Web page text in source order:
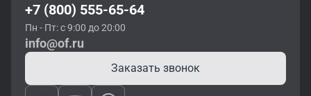
+7 (800) 555-65-64
Пн - Пт: с 9:00 до 20:00
info@of.ru
Заказать звонок